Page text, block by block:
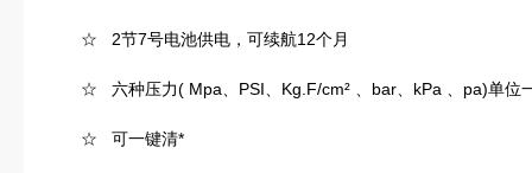
☆ 2节7号电池供电，可续航12个月
☆ 六种压力( Mpa、PSI、Kg.F/cm² 、bar、kPa 、pa)单位
☆ 可一键清*